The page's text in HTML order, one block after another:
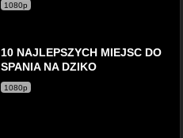
1080p
10 NAJLEPSZYCH MIEJSC DO
SPANIA NA DZIKO
1080p